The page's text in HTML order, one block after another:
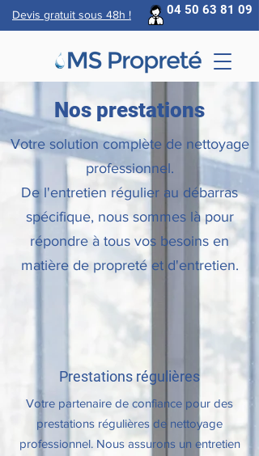
Devis gratuit sous 48h ! 04 50 63 81 09
Nos prestations
Votre solution complète de nettoyage
professionnel.
De l'entretien régulier au débarras
spécifique, nous sommes là pour
répondre à tous vos besoins en
matière de propreté et d'entretien.
Prestations régulières
Votre partenaire de confiance pour des
prestations régulières de nettoyage
professionnel. Nous assurons un entretien